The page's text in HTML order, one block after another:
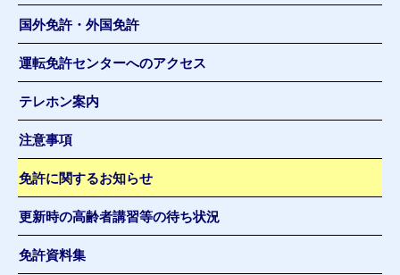
国外免許・外国免許
運転免許センターへのアクセス
テレホン案内
注意事項
免許に関するお知らせ
更新時の高齢者講習等の待ち状況
免許資料集